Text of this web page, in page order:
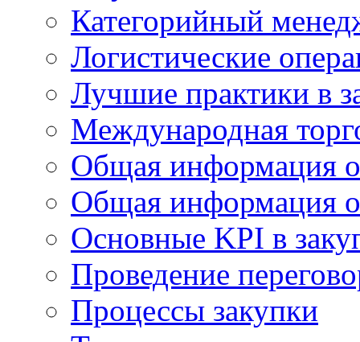
Категорийный
Логистические
Лучшие практики в
Международная
Общая информация о
Общая информация о
Основные KPI в
Проведение
Процессы закупки